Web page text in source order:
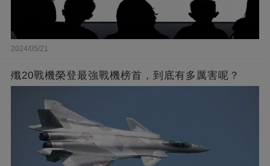
2024/05/21
殲20戰機榮登最強戰機榜首，到底有多厲害呢？